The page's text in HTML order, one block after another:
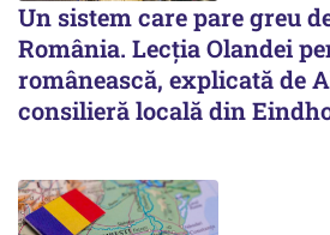
Un sistem care pare greu
România. Lecția Olandei
românească, explicată de
consilieră locală din